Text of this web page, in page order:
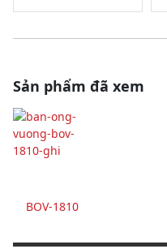
Sản phẩm đã xem
BOV-1810